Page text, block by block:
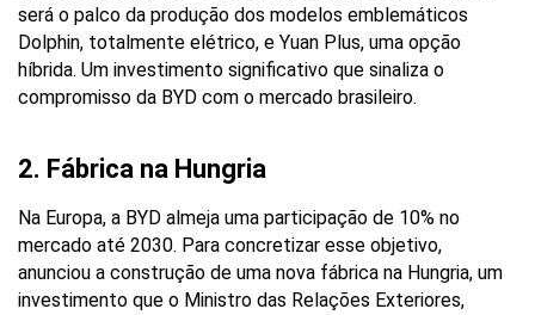
será o palco da produção dos modelos emblemáticos
Dolphin, totalmente elétrico, e Yuan Plus, uma opção
híbrida. Um investimento significativo que sinaliza o
compromisso da BYD com o mercado brasileiro.
2. Fábrica na Hungria
Na Europa, a BYD almeja uma participação de 10% no
mercado até 2030. Para concretizar esse objetivo,
anunciou a construção de uma nova fábrica na Hungria, um
investimento que o Ministro das Relações Exteriores,